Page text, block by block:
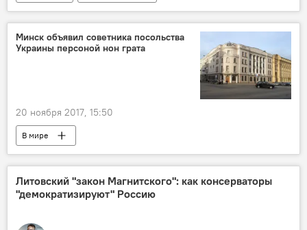
Минск объявил советника посольства
Украины персоной нон грата
20 ноября 2017, 15:50
В мире
Литовский "закон Магнитского": как консерваторы
"демократизируют" Россию